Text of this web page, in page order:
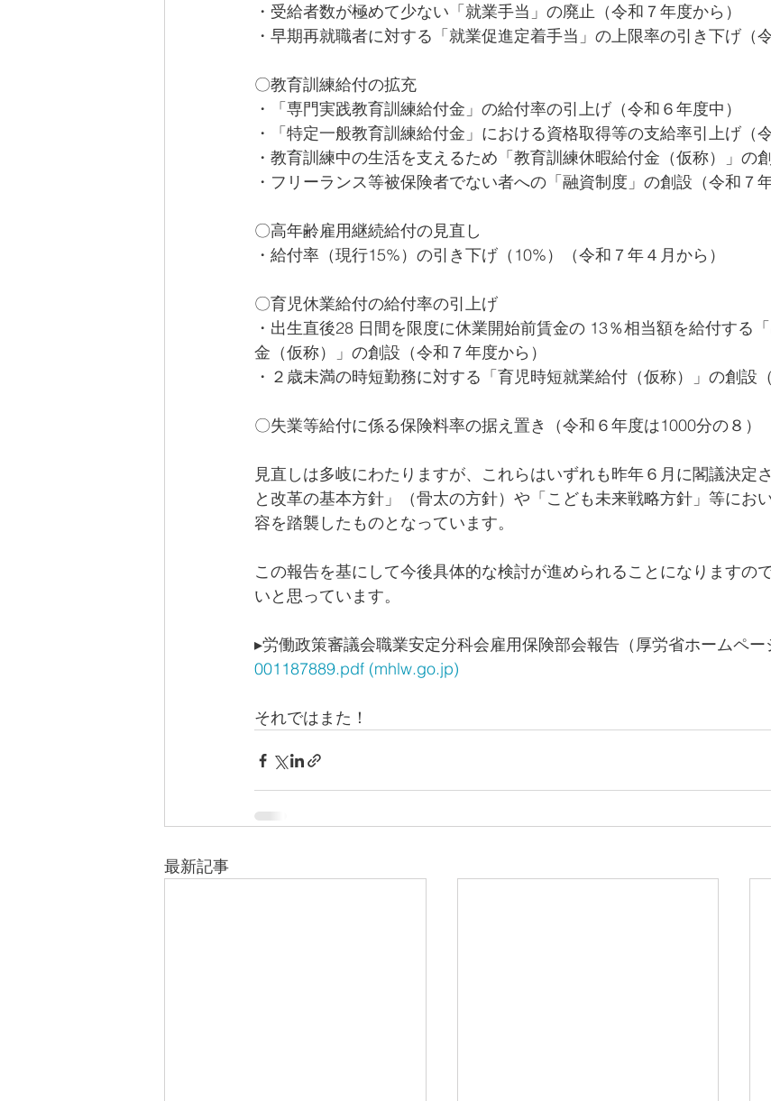
・受給者数が極めて少ない「就業手当」の廃止（令和７年度から）
・早期再就職者に対する「就業促進定着手当」の上限率の引き下げ（
〇教育訓練給付の拡充
・「専門実践教育訓練給付金」の給付率の引上げ（令和６年度中）
・「特定一般教育訓練給付金」における資格取得等の支給率引上げ（
・教育訓練中の生活を支えるため「教育訓練休暇給付金（仮称）」の
・フリーランス等被保険者でない者への「融資制度」の創設（令和７年
〇高年齢雇用継続給付の見直し
・給付率（現行15%）の引き下げ（10%）（令和７年４月から）
〇育児休業給付の給付率の引上げ
・出生直後28 日間を限度に休業開始前賃金の 13％相当額を給付する
金（仮称）」の創設（令和７年度から）
・２歳未満の時短勤務に対する「育児時短就業給付（仮称）」の創設
〇失業等給付に係る保険料率の据え置き（令和６年度は1000分の８）
見直しは多岐にわたりますが、これらはいずれも昨年６月に閣議決定
と改革の基本方針」（骨太の方針）や「こども未来戦略方針」等にお
容を踏襲したものとなっています。
この報告を基にして今後具体的な検討が進められることになりますの
いと思っています。
▸労働政策審議会職業安定分科会雇用保険部会報告（厚労省ホームペ
001187889.pdf (mhlw.go.jp)
それではまた！
最新記事